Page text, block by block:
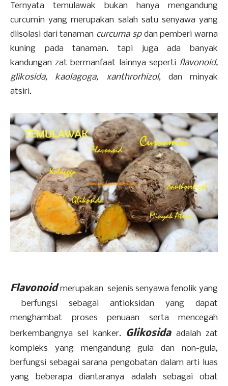
Ternyata temulawak bukan hanya mengandung
curcumin yang merupakan salah satu senyawa yang
diisolasi dari tanaman curcuma spdan pemberi warna
kuning pada tanaman. tapi juga ada banyak
kandungan zat bermanfaat lainnya seperti flavonoid,
glikosida, kaolagoga, xanthrorhizol, dan minyak
atsiri.
Flavonoidmerupakan sejenis senyawa fenolik yang
berfungsi sebagai antioksidan yang dapat
menghambat proses penuaan serta mencegah
berkembangnya sel kanker. Glikosidaadalah zat
kompleks yang mengandung gula dan non-gula,
berfungsi sebagai sarana pengobatan dalam arti luas
yang beberapa diantaranya adalah sebagai obat